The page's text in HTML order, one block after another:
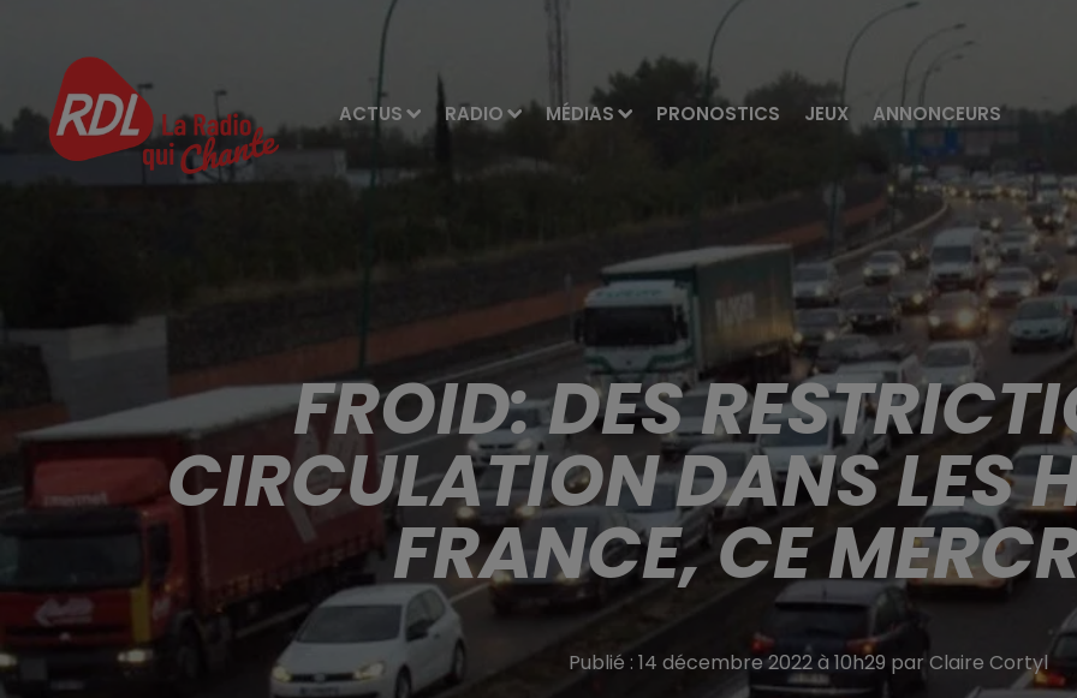
ACTUS RADIO MÉDIAS PRONOSTICS JEUX ANNONCEURS
FROID: DES
CIRCULATION DANS LES
FRANCE, CE
Publié : 14 décembre 2022 à 10h29 par Claire Cortyl